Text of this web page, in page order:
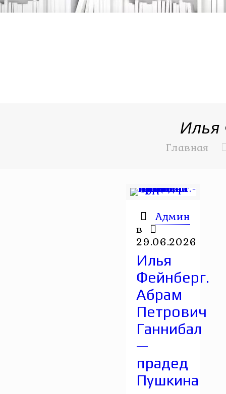
Илья
Главная
Админ
в
29.06.2026
Илья
Фейнберг.
Абрам
Петрович
Ганнибал
—
прадед
Пушкина